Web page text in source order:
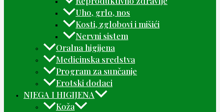
Uho, grlo, nos
Kosti, zglobovi i mišići
Nervni sistem
Oralna higijena
Medicinska sredstva
Program za sunčanje
Erotski dodaci
NJEGA I HIGIJENA
Koža